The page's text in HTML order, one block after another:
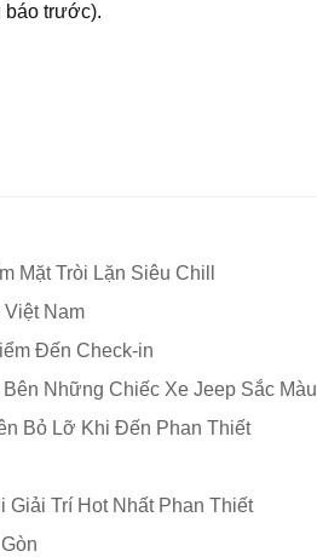
báo trước).
Mặt Tròi Lặn Siêu Chill
Nam
Đến Check-in
Những Chiếc Xe Jeep Sắc Màu
Bỏ Lỡ Khi Đến Phan Thiết
Trí Hot Nhất Phan Thiết